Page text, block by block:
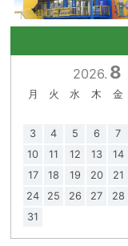
2026. 8
月 火 水 木 金
3
4 5 6 7
10
11 12 13 14
17
18 19 20 21
24
25 26 27 28
31